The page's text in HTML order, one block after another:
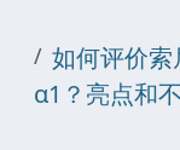
如何评价索
α1？亮点和